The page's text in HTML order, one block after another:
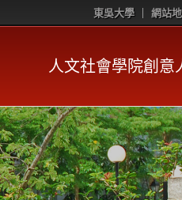
東吳大學 網站
人文社會學院創意